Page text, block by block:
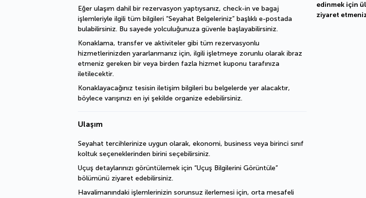
Eğer ulaşım dahil bir rezervasyon yaptıysanız, check-in ve bagaj
işlemleriyle ilgili tüm bilgileri “Seyahat Belgeleriniz” başlıklı e-postada
bulabilirsiniz. Bu sayede yolculuğunuza güvenle başlayabilirsiniz.
Konaklama, transfer ve aktiviteler gibi tüm rezervasyonlu
hizmetlerinizden yararlanmanız için, ilgili işletmeye zorunlu olarak ibraz
etmeniz gereken bir veya birden fazla hizmet kuponu tarafınıza
iletilecektir.
Konaklayacağınız tesisin iletişim bilgileri bu belgelerde yer alacaktır,
böylece varışınızı en iyi şekilde organize edebilirsiniz.
Ulaşım
Seyahat tercihlerinize uygun olarak, ekonomi, business veya birinci sınıf
koltuk seçeneklerinden birini seçebilirsiniz.
Uçuş detaylarınızı görüntülemek için “Uçuş Bilgilerini Görüntüle”
bölümünü ziyaret edebilirsiniz.
Havalimanındaki işlemlerinizin sorunsuz ilerlemesi için, orta mesafeli
edinmek için
ziyaret